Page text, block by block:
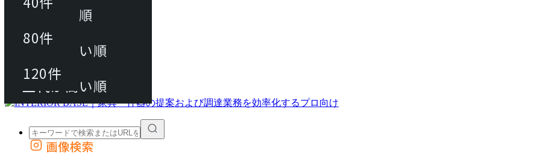
動画マニュアル
FAQ
カート
外部サイトの商品をカートに追加
画像検索
80件
120件
おすすめ順
上代が安い順
上代が高い順
80件
120件